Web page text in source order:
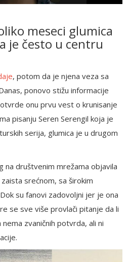
meseci glumica
je često u centru
, potom da je njena veza sa
ponovo stižu informacije
onu prvu vest o krunisanje
pisanju Seren Serengil koja je
serija, glumica je u drugom
na društvenim mrežama objavila
srećnom, sa širokim
su fanovi zadovoljni jer je ona
se sve više provlači pitanje da li
zvaničnih potvrda, ali ni